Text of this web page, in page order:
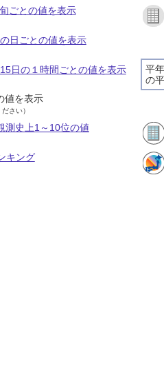
ごとの値を表示
日ごとの値を表示
平
の
日の１時間ごとの値を表示
値を表示
さい）
測史上1～10位の値
キング